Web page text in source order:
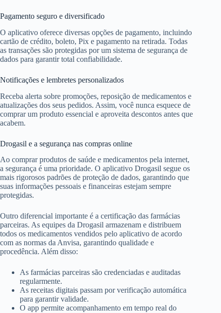
Pagamento seguro e diversificado
O aplicativo oferece diversas opções de pagamento, incluindo
cartão de crédito, boleto, Pix e pagamento na retirada. Todas
as transações são protegidas por um sistema de segurança de
dados para garantir total confiabilidade.
Notificações e lembretes personalizados
Receba alerta sobre promoções, reposição de medicamentos e
atualizações dos seus pedidos. Assim, você nunca esquece de
comprar um produto essencial e aproveita descontos antes que
acabem.
Drogasil e a segurança nas compras online
Ao comprar produtos de saúde e medicamentos pela internet,
a segurança é uma prioridade. O aplicativo Drogasil segue os
mais rigorosos padrões de proteção de dados, garantindo que
suas informações pessoais e financeiras estejam sempre
protegidas.
Outro diferencial importante é a certificação das farmácias
parceiras. As equipes da Drogasil armazenam e distribuem
todos os medicamentos vendidos pelo aplicativo de acordo
com as normas da Anvisa, garantindo qualidade e
procedência. Além disso:
As farmácias parceiras são credenciadas e auditadas
regularmente.
As receitas digitais passam por verificação automática
para garantir validade.
O app permite acompanhamento em tempo real do